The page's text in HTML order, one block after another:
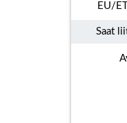
EU/
Saat